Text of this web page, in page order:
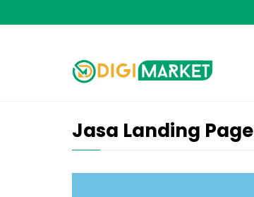
Jasa Landing Page